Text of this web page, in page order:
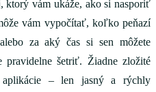
ktorý vám ukáže, ako si nasporiť
vám vypočítať, koľko peňazí
za aký čas si sen môžete
šetriť. Žiadne zložité
aplikácie – len jasný a rýchly